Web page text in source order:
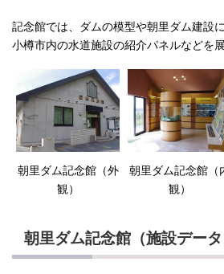
記念館では、ダムの模型や朝里ダム建設
小樽市内の水道施設の紹介パネルなどを
朝里ダム記念館（外
観）
朝里ダム記念館（
観）
朝里ダム記念館（施設データ